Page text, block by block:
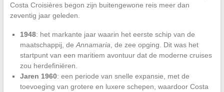
Costa Croisières begon zijn buitengewone reis meer dan
zeventig jaar geleden.
1948: het markante jaar waarin het eerste schip van de
maatschappij, de Annamaria , de zee opging. Dit was het
startpunt van een maritiem avontuur dat de moderne cruises
zou herdefiniëren.
Jaren 1960: een periode van snelle expansie, met de
toevoeging van grotere en luxere schepen, waardoor Costa